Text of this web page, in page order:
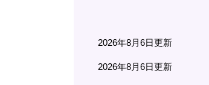
2026年8月6日更新
2026年8月6日更新